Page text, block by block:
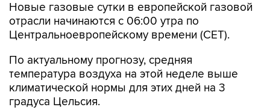
Новые газовые сутки в европейской газовой
отрасли начинаются c 06:00 утра по
Центральноевропейскому времени (CET).
По актуальному прогнозу, средняя
температура воздуха на этой неделе выше
климатической нормы для этих дней на 3
градуса Цельсия.